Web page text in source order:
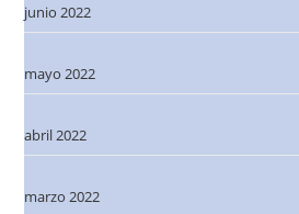
junio 2022
mayo 2022
abril 2022
marzo 2022